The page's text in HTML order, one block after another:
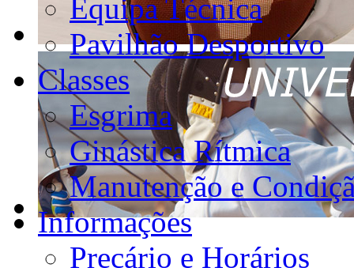
Equipa Técnica
Pavilhão Desportivo
Classes
Esgrima
Ginástica Rítmica
Manutenção e
Informações
Preçário e Horários